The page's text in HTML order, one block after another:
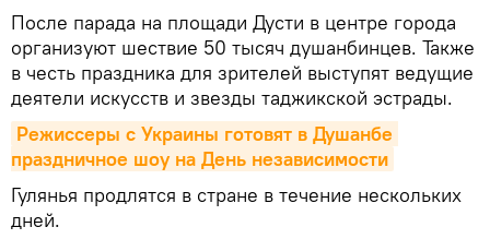
После парада на площади Дусти в центре города
организуют шествие 50 тысяч душанбинцев. Также
в честь праздника для зрителей выступят ведущие
деятели искусств и звезды таджикской эстрады.
Режиссеры с Украины готовят в Душанбе
праздничное шоу на День независимости
Гулянья продлятся в стране в течение нескольких
дней.